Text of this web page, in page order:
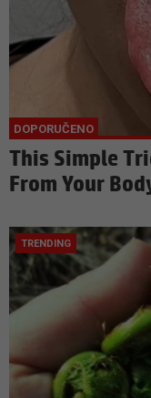
This Simple
From Your